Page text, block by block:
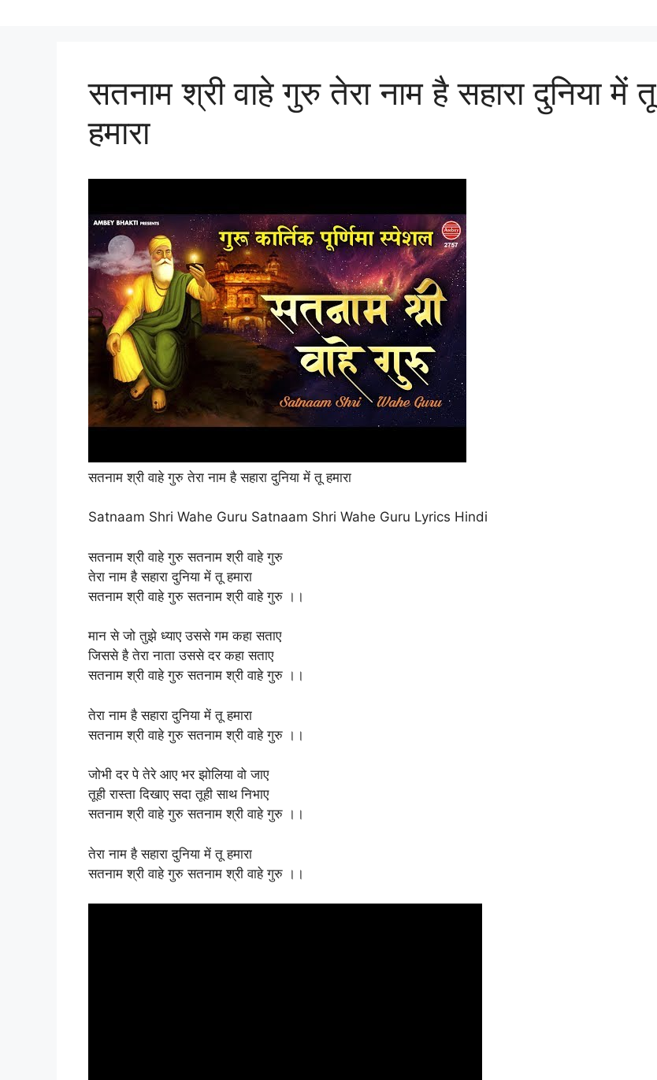
सतनाम श्री वाहे गुरु तेरा नाम है सहारा दुनिया में तू
हमारा
सतनाम श्री वाहे गुरु तेरा नाम है सहारा दुनिया में तू हमारा
Satnaam Shri Wahe Guru Satnaam Shri Wahe Guru Lyrics Hindi
सतनाम श्री वाहे गुरु सतनाम श्री वाहे गुरु
तेरा नाम है सहारा दुनिया में तू हमारा
सतनाम श्री वाहे गुरु सतनाम श्री वाहे गुरु ।।
मान से जो तुझे ध्याए उससे गम कहा सताए
जिससे है तेरा नाता उससे दर कहा सताए
सतनाम श्री वाहे गुरु सतनाम श्री वाहे गुरु ।।
तेरा नाम है सहारा दुनिया में तू हमारा
सतनाम श्री वाहे गुरु सतनाम श्री वाहे गुरु ।।
जोभी दर पे तेरे आए भर झोलिया वो जाए
तूही रास्ता दिखाए सदा तूही साथ निभाए
सतनाम श्री वाहे गुरु सतनाम श्री वाहे गुरु ।।
तेरा नाम है सहारा दुनिया में तू हमारा
सतनाम श्री वाहे गुरु सतनाम श्री वाहे गुरु ।।